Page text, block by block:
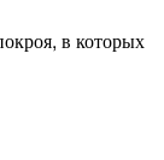
в которых